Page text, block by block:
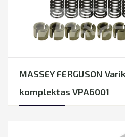
MASSEY FERGUSON
komplektas VPA6001